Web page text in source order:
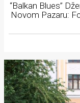
“Balkan Blues”
Novom Pazaru: